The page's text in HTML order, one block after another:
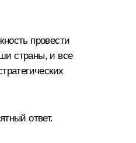
провести
страны, и все
ответ.